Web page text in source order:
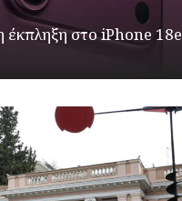
στο iPhone 18e